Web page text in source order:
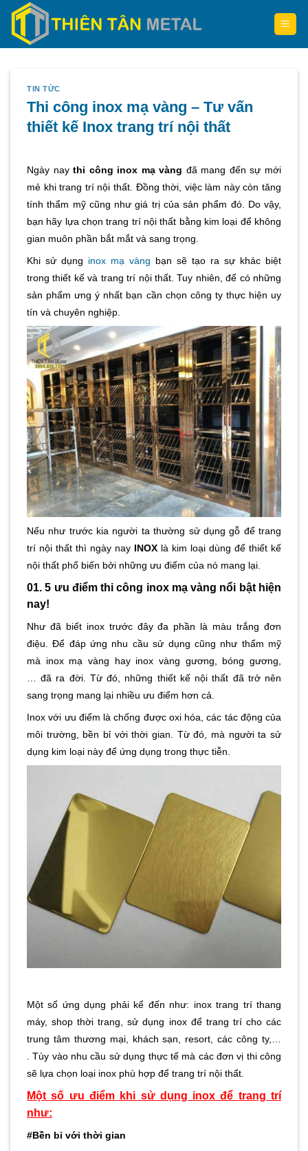
Skip
content
TIN TỨC
Thi công inox mạ vàng – Tư vấn
thiết kế Inox trang trí nội thất
Ngày naythi công inox mạ vàng đã mang đến sự mới
mẻ khi trang trí nội thất. Đồng thời, việc làm này còn tăng
tính thẩm mỹ cũng như giá trị của sản phẩm đó. Do vậy,
bạn hãy lựa chọn trang trí nội thất bằng kim loại để không
gian muôn phần bắt mắt và sang trọng.
Khi sử dụng inox mạ vàng bạn sẽ tạo ra sự khác biệt
trong thiết kế và trang trí nội thất. Tuy nhiên, để có những
sản phẩm ưng ý nhất bạn cần chọn công ty thực hiện uy
tín và chuyên nghiệp.
Nếu như trước kia người ta thường sử dụng gỗ để trang
trí nội thất thì ngày nay INOX là kim loại dùng để thiết kế
nội thất phổ biến bởi những ưu điểm của nó mang lại.
01. 5 ưu điểm thi công inox mạ vàng nổi bật hiện
nay!
Như đã biết inox trước đây đa phần là màu trắng đơn
điệu. Để đáp ứng nhu cầu sử dụng cũng như thẩm mỹ
mà inox mạ vàng hay inox vàng gương, bóng gương,
… đã ra đời. Từ đó, những thiết kế nội thất đã trở nên
sang trọng mang lại nhiều ưu điểm hơn cả.
Inox với ưu điểm là chống được oxi hóa, các tác động của
môi trường, bền bỉ với thời gian. Từ đó, mà người ta sử
dụng kim loại này để ứng dụng trong thực tiễn.
Một số ứng dụng phải kể đến như: inox trang trí thang
máy, shop thời trang, sử dụng inox để trang trí cho các
trung tâm thương mại, khách sạn, resort, các công ty,…
. Tùy vào nhu cầu sử dụng thực tế mà các đơn vị thi công
sẽ lựa chọn loại inox phù hợp để trang trí nội thất.
Một số ưu điểm khi sử dụng inox để trang trí
như:
#Bền bỉ với thời gian